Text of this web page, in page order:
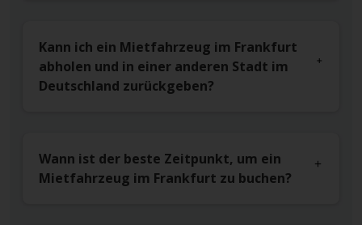
Kann ich ein Mietfahrzeug im Frankfurt
abholen und in einer anderen Stadt im
Deutschland zurückgeben?
Wann ist der beste Zeitpunkt, um ein
Mietfahrzeug im Frankfurt zu buchen?